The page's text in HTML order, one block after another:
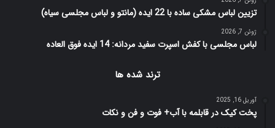
تزیین لباس مشکی ساده با 22 ایده (مانتو و لباس مجلسی سیاه)
ژوئن 7, 2026
لباس مجلسی با کفش اسپرت سفید مردانه: 14 ایده فوق العاده
ترند شده ها
آوریل 16, 2025
پخت کیک در قابلمه با آب+ فوت و فن و نکات